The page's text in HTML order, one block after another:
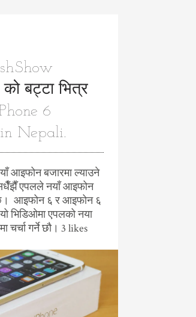
बट्टा भित्र
6
Nepali.
आइफोन बजारमा ल्याउने
सधैँझैँ एपलले नयाँ आइफोन
छ। आइफोन ६ र आइफोन ६
भिडिओमा एपलको नया
चर्चा गर्ने छौ। 3 likes